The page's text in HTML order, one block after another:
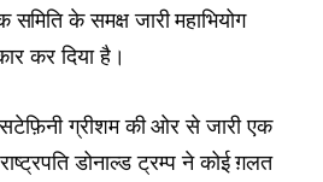
समिति के समक्ष जारी महाभियोग
कर दिया है।
ग्रीशम की ओर से जारी एक
डोनाल्ड ट्रम्प ने कोई ग़लत